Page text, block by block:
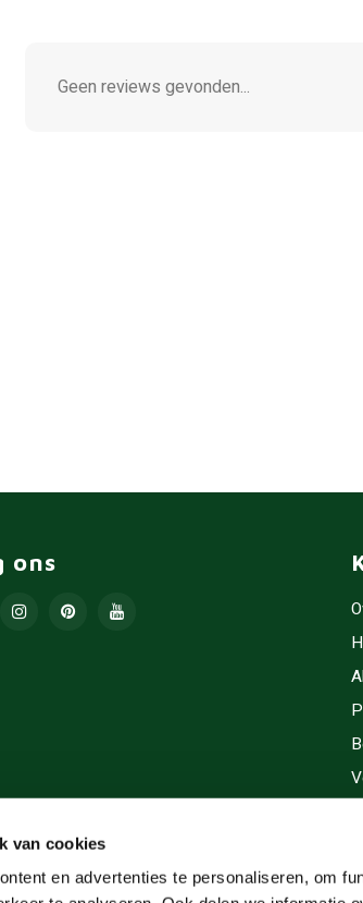
van cookies
en advertenties te personaliseren, om
Geen reviews gevonden...
ons